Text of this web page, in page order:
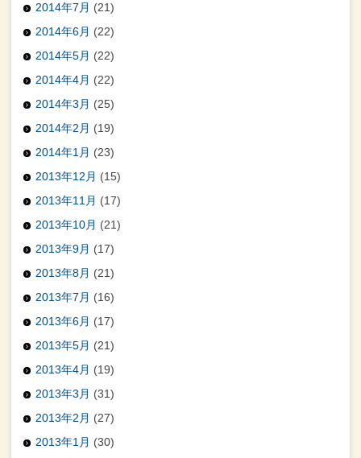
2014年7月 (21)
2014年6月 (22)
2014年5月 (22)
2014年4月 (22)
2014年3月 (25)
2014年2月 (19)
2014年1月 (23)
2013年12月 (15)
2013年11月 (17)
2013年10月 (21)
2013年9月 (17)
2013年8月 (21)
2013年7月 (16)
2013年6月 (17)
2013年5月 (21)
2013年4月 (19)
2013年3月 (31)
2013年2月 (27)
2013年1月 (30)